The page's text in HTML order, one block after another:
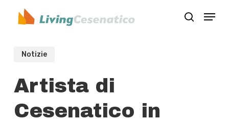
search
Menu
Notizie
Artista di
Cesenatico in